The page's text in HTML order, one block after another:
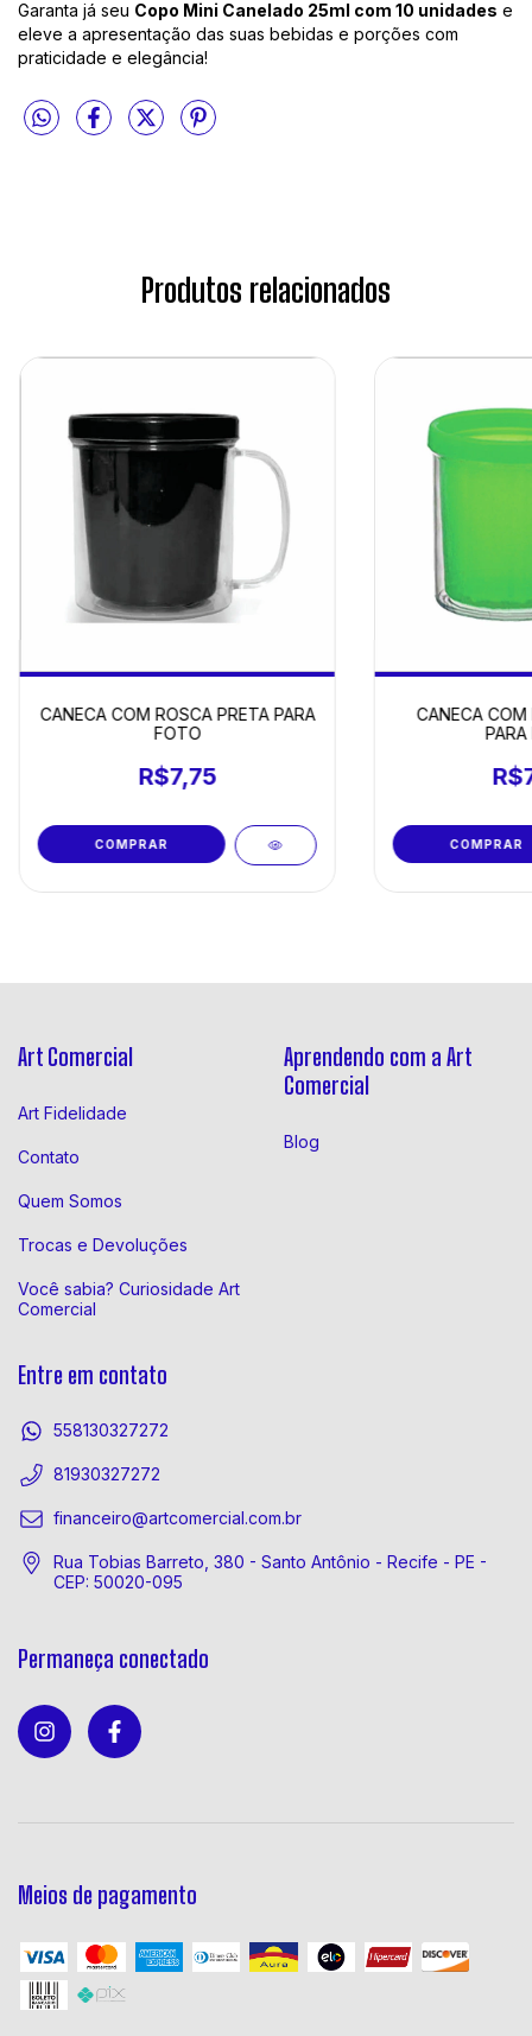
Garanta já seu Copo Mini Canelado 25ml com 10 unidades e
eleve a apresentação das suas bebidas e porções com
praticidade e elegância!
Produtos relacionados
CANECA COM ROSCA PRETA PARA
FOTO
R$7,75
CANECA COM
Art Comercial
Art Fidelidade
Contato
Quem Somos
Trocas e Devoluções
Você sabia? Curiosidade Art
Comercial
Aprendendo com a Art
Comercial
Blog
Entre em contato
558130327272
81930327272
financeiro@artcomercial.com.br
Rua Tobias Barreto, 380 - Santo Antônio - Recife - PE -
CEP: 50020-095
Permaneça conectado
Meios de pagamento